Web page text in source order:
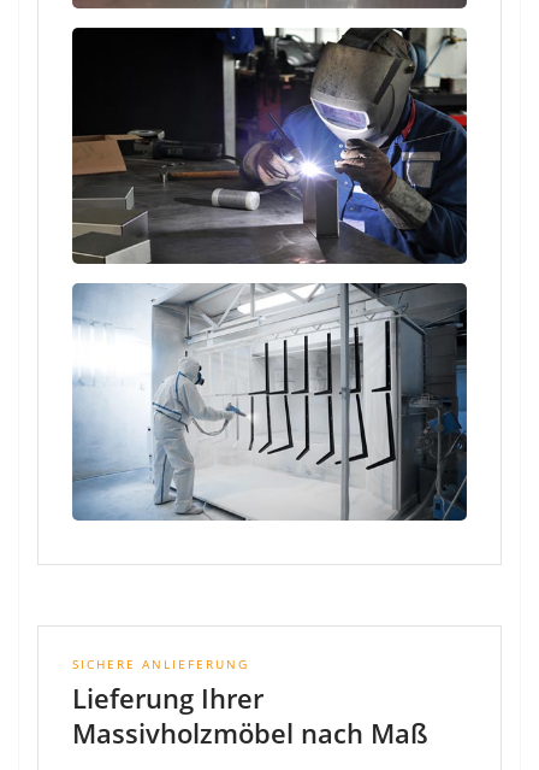
SICHERE ANLIEFERUNG
Lieferung Ihrer
Massivholzmöbel nach Maß